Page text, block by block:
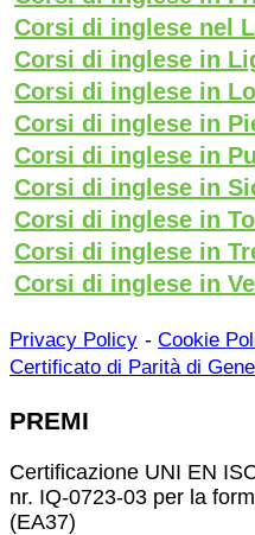
Corsi di inglese nel
Corsi di inglese in
Corsi di inglese in
Corsi di inglese in
Corsi di inglese in
Corsi di inglese in
Corsi di inglese in
Corsi di inglese in
Corsi di inglese in
Privacy Policy - Cookie
Certificato di Parità di
PREMI
Certificazione UNI EN
nr. IQ-0723-03 per la
(EA37)